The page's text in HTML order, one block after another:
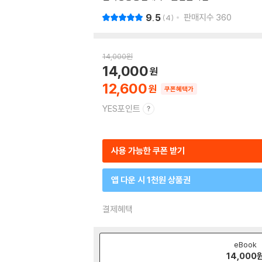
9.5 4 판매지수 360
14,000원
12,600
14,000
쿠폰혜택가
YES포인트
사용 가능한 쿠폰 받기
앱 다운 시 1천원 상품권
결제혜택
eBook
14,000